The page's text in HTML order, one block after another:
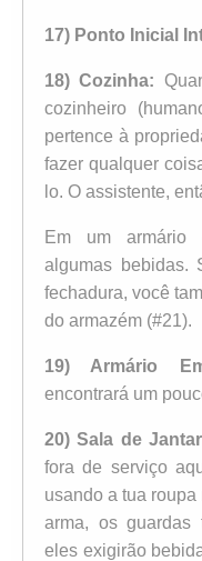
17) Ponto Inicial
18) Cozinha:
cozinheiro
pertence à
fazer qualquer
lo. O assistente,
Em um armário
algumas bebidas.
fechadura, você
do armazém (#21).
19) Armário
encontrará um
20) Sala de
fora de serviço
usando a tua
arma, os guardas
eles exigirão